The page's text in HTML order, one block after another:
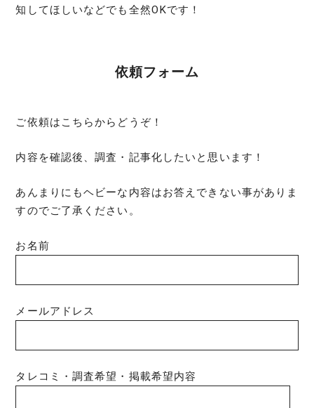
知してほしいなどでも全然OKです！
依頼フォーム
ご依頼はこちらからどうぞ！
内容を確認後、調査・記事化したいと思います！
あんまりにもヘビーな内容はお答えできない事がありま
すのでご了承ください。
お名前
メールアドレス
タレコミ・調査希望・掲載希望内容